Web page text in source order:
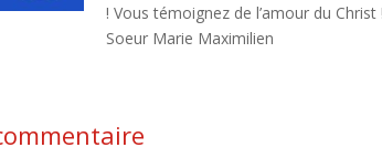
! Vous témoignez de l’amour du
Soeur Marie Maximilien